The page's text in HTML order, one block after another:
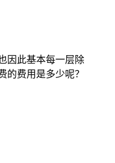
因此基本每一层除
费用是多少呢？